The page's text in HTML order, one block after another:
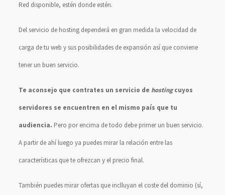
Red disponible, estén donde estén.
Del servicio de hosting dependerá en gran medida la velocidad de
carga de tu web y sus posibilidades de expansión así que conviene
tener un buen servicio.
Te aconsejo que contrates un servicio de hostingcuyos
servidores se encuentren en el mismo país que tu
audiencia. Pero por encima de todo debe primer un buen servicio.
A partir de ahí luego ya puedes mirar la relación entre las
características que te ofrezcan y el precio final.
También puedes mirar ofertas que inclluyan el coste del dominio (sí,